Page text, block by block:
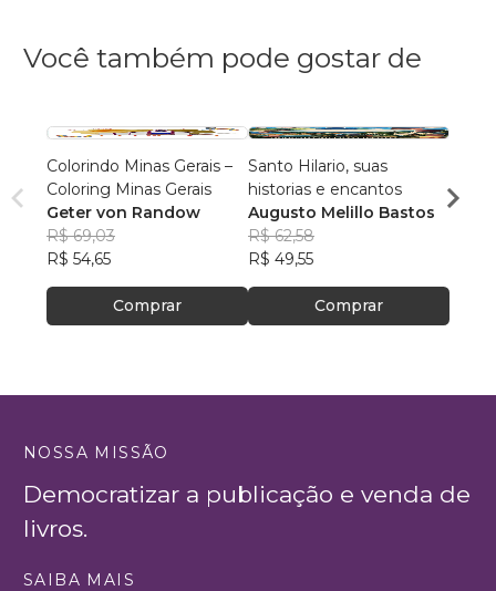
Você também pode gostar de
Colorindo Minas Gerais –
Coloring Minas Gerais
Geter von Randow
R$ 69,03
R$ 54,65
Comprar
Santo Hilario, suas
historias e encantos
Augusto Melillo Bastos
R$ 62,58
R$ 49,55
Comprar
Volph
R$
NOSSA MISSÃO
Democratizar a publicação e venda de
livros.
SAIBA MAIS